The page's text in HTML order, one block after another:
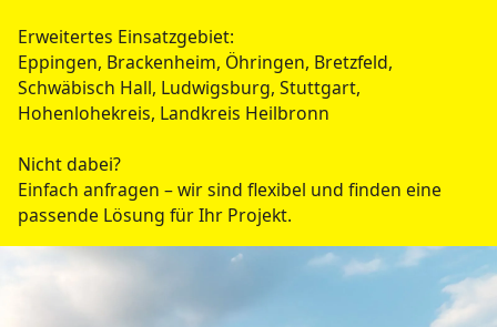
Erweitertes Einsatzgebiet:
Eppingen, Brackenheim, Öhringen, Bretzfeld,
Schwäbisch Hall, Ludwigsburg, Stuttgart,
Hohenlohekreis, Landkreis Heilbronn
Nicht dabei?
Einfach anfragen – wir sind flexibel und finden eine
passende Lösung für Ihr Projekt.